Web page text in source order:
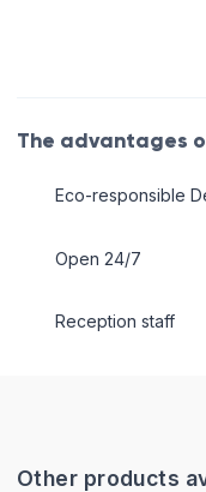
The advantages
Eco-responsible
Open 24/7
Reception staff
Other products